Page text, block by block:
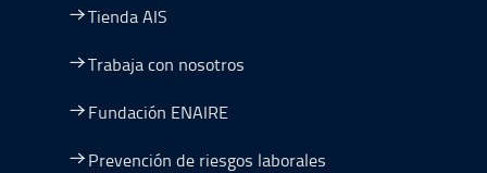
Tienda AIS
Trabaja con nosotros
Fundación ENAIRE
Prevención de riesgos laborales